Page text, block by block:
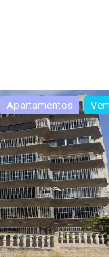
Apartamentos